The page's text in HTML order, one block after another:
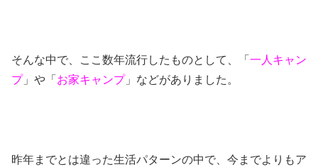
そんな中で、ここ数年流行したものとして、「 一人キャン
プ」や「 お家キャンプ」などがありました。
昨年までとは違った生活パターンの中で、今までよりもア